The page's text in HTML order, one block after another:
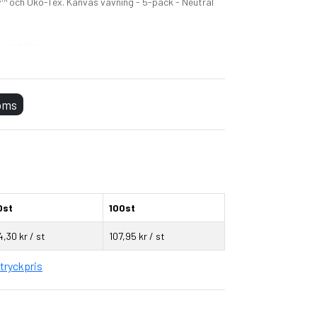
Kan strykas
cm)
bomull, Ekologisk bomull, Fair Working
100st
kr / st 107,95 kr / st